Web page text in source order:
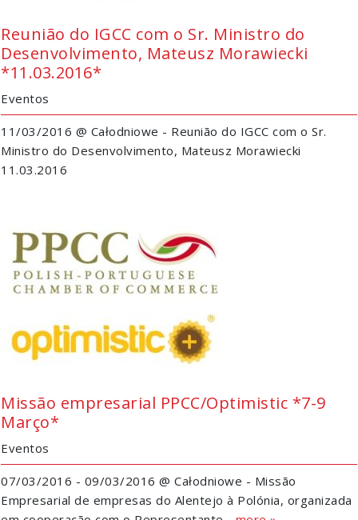
Reunião do IGCC com o Sr. Ministro do
Desenvolvimento, Mateusz Morawiecki
*11.03.2016*
Eventos
11/03/2016 @ Całodniowe - Reunião do IGCC com o Sr.
Ministro do Desenvolvimento, Mateusz Morawiecki
11.03.2016
Missão empresarial PPCC/Optimistic *7-9
Março*
Eventos
07/03/2016 - 09/03/2016 @ Całodniowe - Missão
Empresarial de empresas do Alentejo à Polónia, organizada